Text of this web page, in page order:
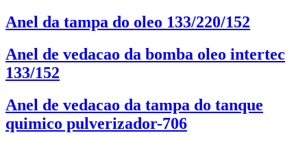
Anel da tampa do oleo 133/220/152
Anel de vedacao da bomba oleo intertec
133/152
Anel de vedacao da tampa do tanque
quimico pulverizador-706